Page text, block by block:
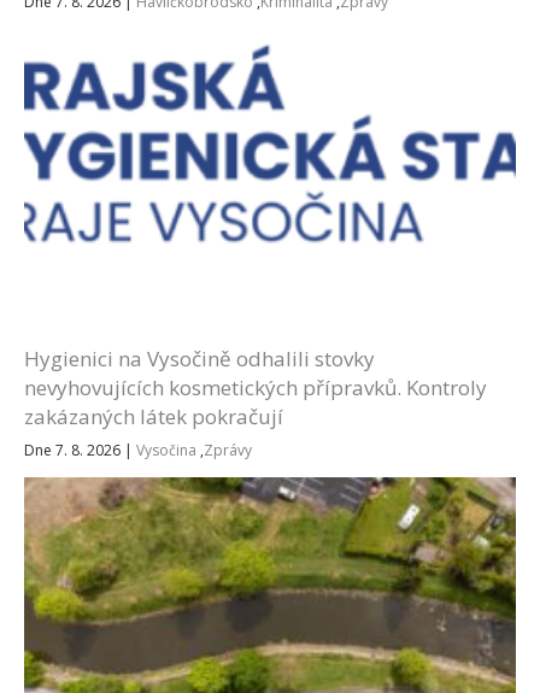
Hygienici na Vysočině odhalili stovky
nevyhovujících kosmetických přípravků. Kontroly
zakázaných látek pokračují
Dne 7. 8. 2026 | Vysočina ,Zprávy